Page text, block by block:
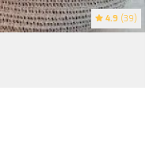
4.9 (39)